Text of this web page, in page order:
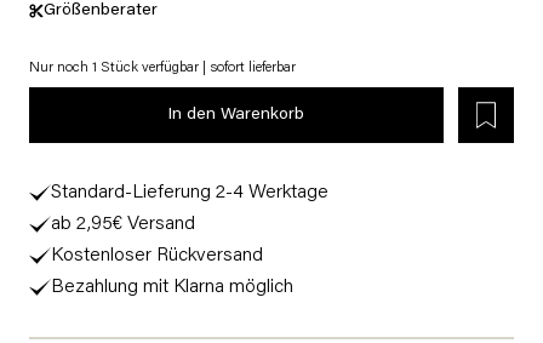
Größenberater
Nur noch 1 Stück verfügbar | sofort lieferbar
In den Warenkorb
Standard-Lieferung 2-4 Werktage
ab 2,95€ Versand
Kostenloser Rückversand
Bezahlung mit Klarna möglich